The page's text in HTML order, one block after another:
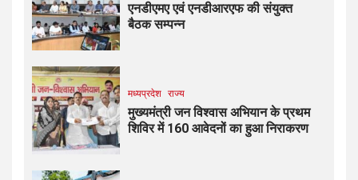
एनडीएमए एवं एनडीआरएफ की संयुक्त
बैठक सम्पन्न
मध्यप्रदेश राज्य
मुख्यमंत्री जन विश्वास अभियान के प्रथम
शिविर में 160 आवेदनों का हुआ निराकरण